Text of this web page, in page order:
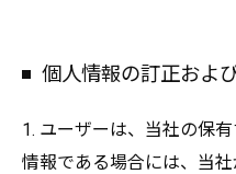
個人情報の訂正およ
1. ユーザーは、当社の保
情報である場合には、当